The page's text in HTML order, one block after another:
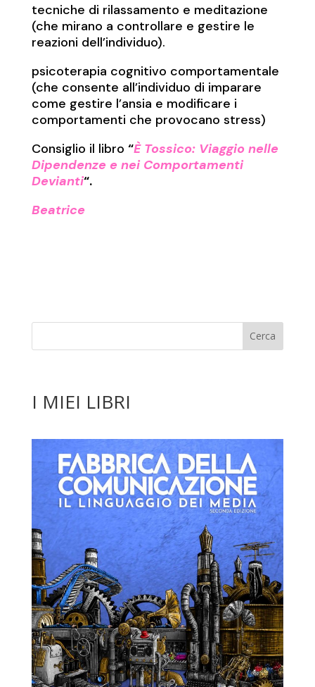
tecniche di rilassamento e meditazione
(che mirano a controllare e gestire le
reazioni dell’individuo).
psicoterapia cognitivo comportamentale
(che consente all’individuo di imparare
come gestire l’ansia e modificare i
comportamenti che provocano stress)
Consiglio il libro “È Tossico: Viaggio nelle
Dipendenze e nei Comportamenti
Devianti“.
Beatrice
I MIEI LIBRI